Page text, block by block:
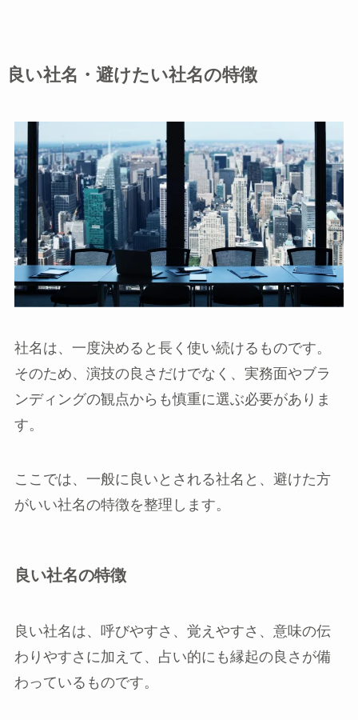
良い社名・避けたい社名の特徴
社名は、一度決めると長く使い続けるものです。
そのため、演技の良さだけでなく、実務面やブラ
ンディングの観点からも慎重に選ぶ必要がありま
す。
ここでは、一般に良いとされる社名と、避けた方
がいい社名の特徴を整理します。
良い社名の特徴
良い社名は、呼びやすさ、覚えやすさ、意味の伝
わりやすさに加えて、占い的にも縁起の良さが備
わっているものです。